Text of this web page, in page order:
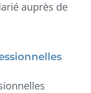
auprès de